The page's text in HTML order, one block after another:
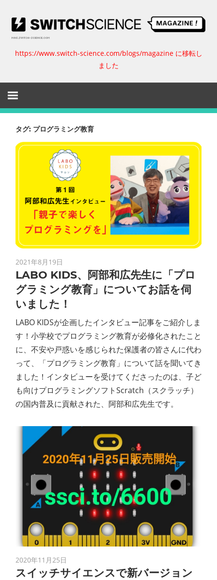
ッ
ス
イ
ッ
サ
イ
エ
ン
マ
ジ
ン
https://www.switch-science.com/blogs/magazine に移転し
ました
タグ: プログラミング教育
2021年8月19日
LABO KIDS、阿部和広先生に「プロ
グラミング教育」についてお話を伺
いました！
LABO KIDSが企画したインタビュー記事をご紹介しま
す！小学校でプログラミング教育が必修化されたこと
に、不安や戸惑いを感じられた保護者の皆さんに代わ
って、「プログラミング教育」について話を聞いてき
ました！インタビューを受けてくださったのは、子ど
も向けプログラミングソフトScratch（スクラッチ）
の国内普及に貢献された、阿部和広先生です。
2020年11月25日
スイッチサイエンスで新バージョン